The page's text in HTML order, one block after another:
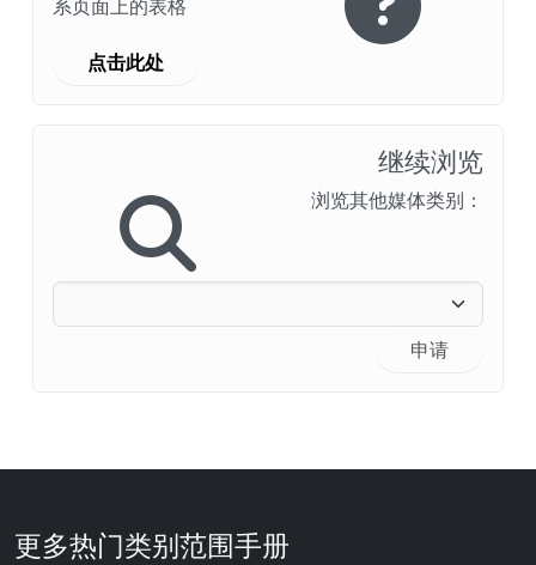
点击此处
继续浏览
浏览其他媒体类别：
申请
更多热门类别范围手册